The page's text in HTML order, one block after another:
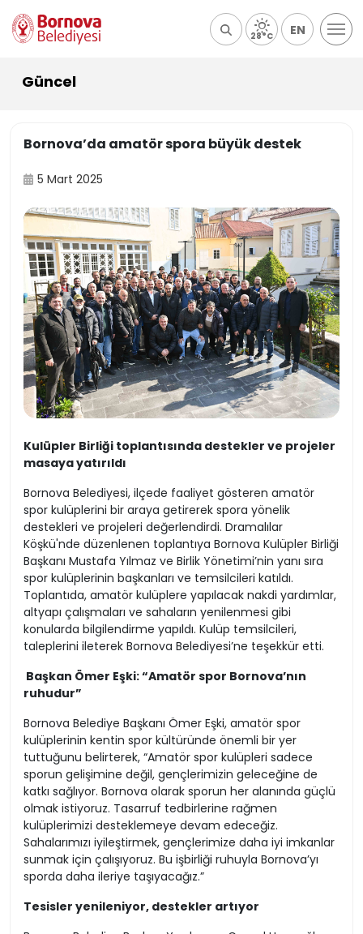
28°C EN
Güncel
Bornova’da amatör spora büyük destek
5 Mart 2025
Kulüpler Birliği toplantısında destekler ve projeler
masaya yatırıldı
Bornova Belediyesi, ilçede faaliyet gösteren amatör
spor kulüplerini bir araya getirerek spora yönelik
destekleri ve projeleri değerlendirdi. Dramalılar
Köşkü'nde düzenlenen toplantıya Bornova Kulüpler Birliği
Başkanı Mustafa Yılmaz ve Birlik Yönetimi’nin yanı sıra
spor kulüplerinin başkanları ve temsilcileri katıldı.
Toplantıda, amatör kulüplere yapılacak nakdi yardımlar,
altyapı çalışmaları ve sahaların yenilenmesi gibi
konularda bilgilendirme yapıldı. Kulüp temsilcileri,
taleplerini ileterek Bornova Belediyesi’ne teşekkür etti.
Başkan Ömer Eşki: “Amatör spor Bornova’nın
ruhudur”
Bornova Belediye Başkanı Ömer Eşki, amatör spor
kulüplerinin kentin spor kültüründe önemli bir yer
tuttuğunu belirterek, “Amatör spor kulüpleri sadece
sporun gelişimine değil, gençlerimizin geleceğine de
katkı sağlıyor. Bornova olarak sporun her alanında güçlü
olmak istiyoruz. Tasarruf tedbirlerine rağmen
kulüplerimizi desteklemeye devam edeceğiz.
Sahalarımızı iyileştirmek, gençlerimize daha iyi imkanlar
sunmak için çalışıyoruz. Bu işbirliği ruhuyla Bornova’yı
sporda daha ileriye taşıyacağız.”
Tesisler yenileniyor, destekler artıyor